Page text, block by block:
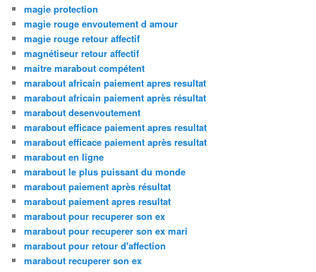
magie protection
magie rouge envoutement d amour
magie rouge retour affectif
magnétiseur retour affectif
maitre marabout compétent
marabout africain paiement apres resultat
marabout africain paiement après résultat
marabout desenvoutement
marabout efficace paiement apres resultat
marabout efficace paiement après resultat
marabout en ligne
marabout le plus puissant du monde
marabout paiement après résultat
marabout paiement apres resultat
marabout pour recuperer son ex
marabout pour recuperer son ex mari
marabout pour retour d'affection
marabout recuperer son ex